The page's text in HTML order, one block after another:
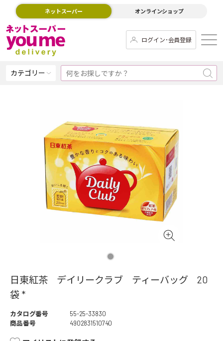
ネットスーパー オンラインショップ
ログイン･会員登録
カテゴリー
日東紅茶 デイリークラブ ティーバッグ 20
袋 *
カタログ番号
55-25-33830
商品番号
4902831510740